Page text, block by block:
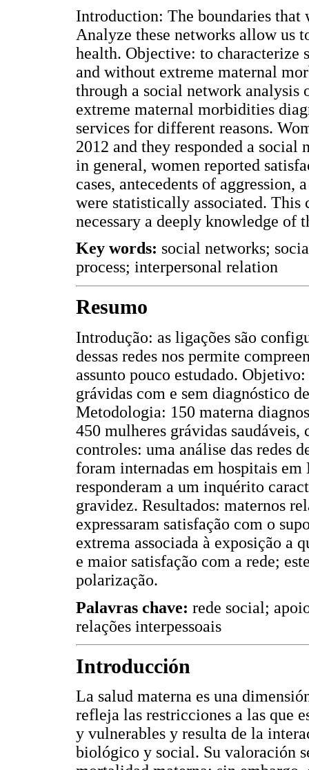
Introduction: The boundaries that
Analyze these networks allow us
health. Objective: to characterize
and without extreme maternal
through a social network analysis
extreme maternal morbidities
services for different reasons.
2012 and they responded a
in general, women reported
cases, antecedents of
were statistically associated. This
necessary a deeply knowledge of
Key words: social networks;
process; interpersonal relation
Resumo
Introdução: as ligações são
dessas redes nos permite
assunto pouco estudado.
grávidas com e sem diagnóstico
Metodologia: 150 materna
450 mulheres grávidas saudáveis,
controles: uma análise das redes
foram internadas em hospitais
responderam a um inquérito
gravidez. Resultados: maternos
expressaram satisfação com o
extrema associada à exposição a
e maior satisfação com a rede;
polarização.
Palavras chave: rede social;
relações interpessoais
Introducción
La salud materna es una
refleja las restricciones a las que
y vulnerables y resulta de la
biológico y social. Su valoración